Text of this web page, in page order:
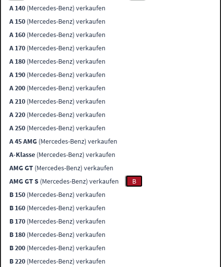
A 140 (Mercedes-Benz) verkaufen
A 150 (Mercedes-Benz) verkaufen
A 160 (Mercedes-Benz) verkaufen
A 170 (Mercedes-Benz) verkaufen
A 180 (Mercedes-Benz) verkaufen
A 190 (Mercedes-Benz) verkaufen
A 200 (Mercedes-Benz) verkaufen
A 210 (Mercedes-Benz) verkaufen
A 220 (Mercedes-Benz) verkaufen
A 250 (Mercedes-Benz) verkaufen
A 45 AMG (Mercedes-Benz) verkaufen
A-Klasse (Mercedes-Benz) verkaufen
AMG GT (Mercedes-Benz) verkaufen
AMG GT S (Mercedes-Benz) verkaufen
B
B 150 (Mercedes-Benz) verkaufen
B 160 (Mercedes-Benz) verkaufen
B 170 (Mercedes-Benz) verkaufen
B 180 (Mercedes-Benz) verkaufen
B 200 (Mercedes-Benz) verkaufen
B 220 (Mercedes-Benz) verkaufen